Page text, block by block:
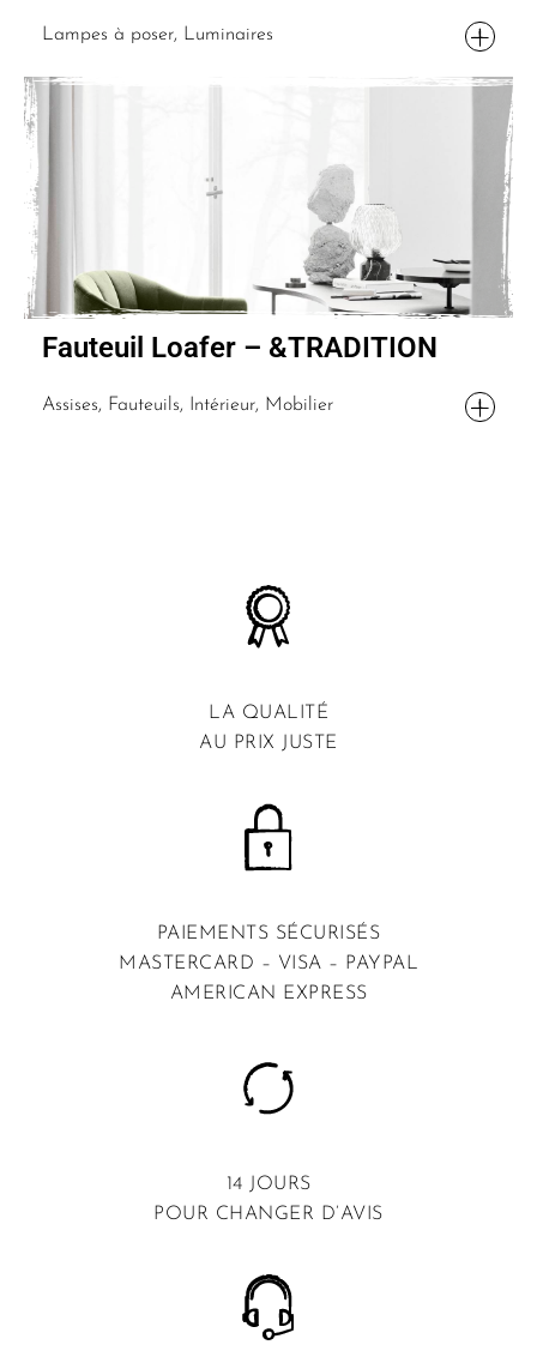
Lampes à poser, Luminaires
Fauteuil Loafer – &TRADITION
Assises, Fauteuils, Intérieur, Mobilier
LA QUALITÉ
AU PRIX JUSTE
PAIEMENTS SÉCURISÉS
MASTERCARD – VISA – PAYPAL
AMERICAN EXPRESS
14 JOURS
POUR CHANGER D’AVIS